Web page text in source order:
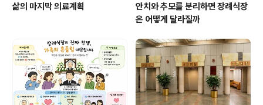
삶의 마지막 의료계획
안치와 추모를 분리하면 장례식장
은 어떻게 달라질까